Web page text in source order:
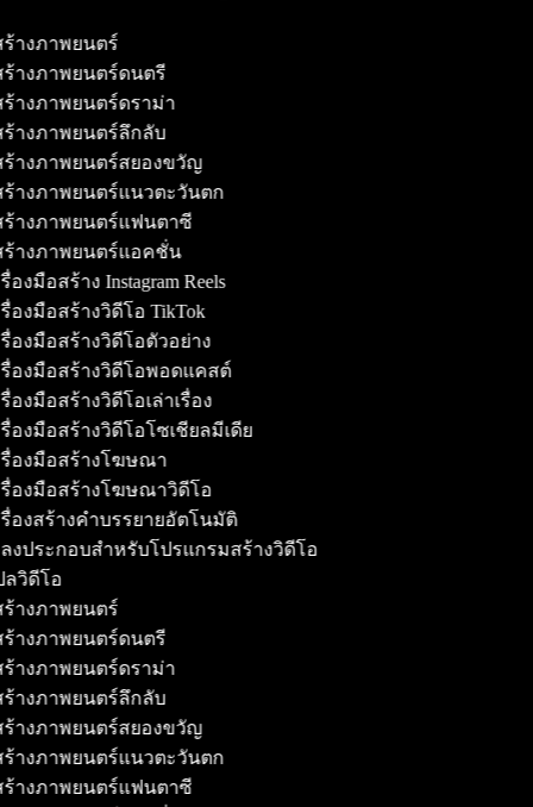
างภาพยนตร์
างภาพยนตร์ดนตรี
างภาพยนตร์ดราม่า
างภาพยนตร์ลึกลับ
างภาพยนตร์สยองขวัญ
างภาพยนตร์แนวตะวันตก
างภาพยนตร์แฟนตาซี
างภาพยนตร์แอคชั่น
องมือสร้าง Instagram Reels
องมือสร้างวิดีโอ TikTok
องมือสร้างวิดีโอตัวอย่าง
องมือสร้างวิดีโอพอดแคสต์
องมือสร้างวิดีโอเล่าเรื่อง
องมือสร้างวิดีโอโซเชียลมีเดีย
องมือสร้างโฆษณา
องมือสร้างโฆษณาวิดีโอ
องสร้างคำบรรยายอัตโนมัติ
งประกอบสำหรับโปรแกรมสร้างวิดีโอ
วิดีโอ
างภาพยนตร์
างภาพยนตร์ดนตรี
างภาพยนตร์ดราม่า
างภาพยนตร์ลึกลับ
างภาพยนตร์สยองขวัญ
างภาพยนตร์แนวตะวันตก
างภาพยนตร์แฟนตาซี